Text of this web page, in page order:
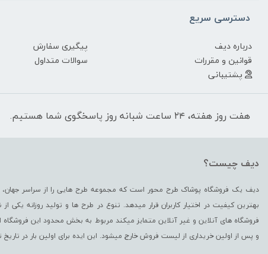
دسترسی سریع
درباره دیف پیگیری سفارش
قوانین و مقررات
سوالات متداول
پشتیبانی
هفت روز هفته، ۲۴ ساعت شبانه روز پاسخگوی شما هستیم.
دیف چیست؟
دیف یک فروشگاه پوشاک طرح محور است که مجموعه طرح هایی را از سراسر
بهترین کیفیت در اختیار کاربران قرار میدهد. تنوع در طرح ها و تولید روزانه
فروشگاه های آنلاین و غیر آنلاین متمایز میکند مربوط به بخش محدود این
و پس از اولین خریداری از لیست فروش خارج میشود. این ایده برای اولین بار در